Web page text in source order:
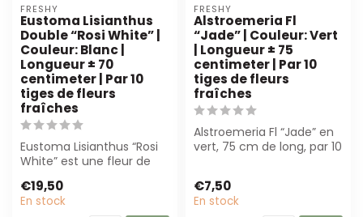
FRESHY
Eustoma Lisianthus
Double “Rosi White” |
Couleur: Blanc |
Longueur ± 70
centimeter | Par 10
tiges de fleurs
fraîches
Eustoma Lisianthus “Rosi
White” est une fleur de
cou...
€19,50
En stock
FRESHY
Alstroemeria Fl
“Jade” | Couleur: Vert
| Longueur ± 75
centimeter | Par 10
tiges de fleurs
fraîches
Alstroemeria Fl “Jade” en
vert, 75 cm de long, par 10
€7,50
En stock